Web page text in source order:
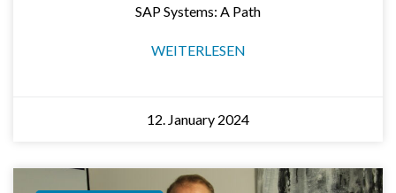
SAP Systems: A Path
WEITERLESEN
12. January 2024